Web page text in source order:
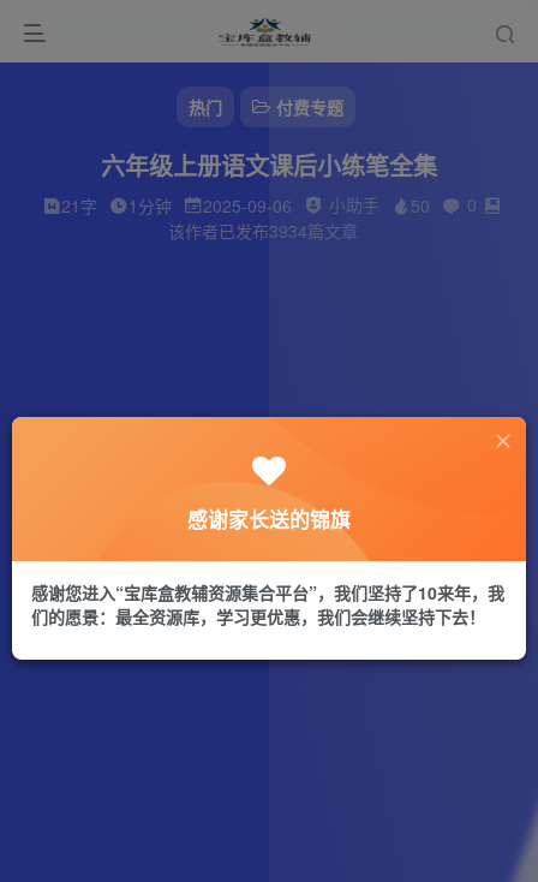
热门 付费专题
六年级上册语文课后小练笔全集
21字 1分钟 2025-09-06 小助手 50
0
该作者已发布3934篇文章
感谢家长送的锦旗
感谢您进入“宝库盒教辅资源集合平台”，我们坚持了10来年，我
们的愿景：最全资源库，学习更优惠，我们会继续坚持下去！